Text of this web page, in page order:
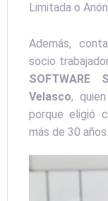
Limitada o
Además,
socio
SOFTWARE
Velasco,
porque eligió
más de 30 años.